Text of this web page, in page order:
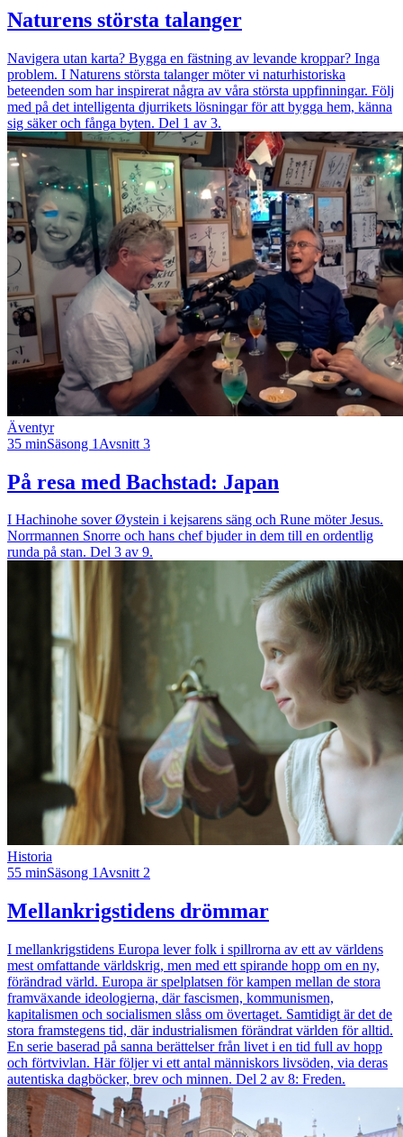
Naturens största talanger
Navigera utan karta? Bygga en fästning av levande kroppar? Inga
problem. I Naturens största talanger möter vi naturhistoriska
beteenden som har inspirerat några av våra största uppfinningar. Följ
med på det intelligenta djurrikets lösningar för att bygga hem, känna
sig säker och fånga byten. Del 1 av 3.
Äventyr
35 minSäsong 1 Avsnitt 3
På resa med Bachstad: Japan
I Hachinohe sover Øystein i kejsarens säng och Rune möter Jesus.
Norrmannen Snorre och hans chef bjuder in dem till en ordentlig
runda på stan. Del 3 av 9.
Historia
55 minSäsong 1 Avsnitt 2
Mellankrigstidens drömmar
I mellankrigstidens Europa lever folk i spillrorna av ett av världens
mest omfattande världskrig, men med ett spirande hopp om en ny,
förändrad värld. Europa är spelplatsen för kampen mellan de stora
framväxande ideologierna, där fascismen, kommunismen,
kapitalismen och socialismen slåss om övertaget. Samtidigt är det de
stora framstegens tid, där industrialismen förändrat världen för alltid.
En serie baserad på sanna berättelser från livet i en tid full av hopp
och förtvivlan. Här följer vi ett antal människors livsöden, via deras
autentiska dagböcker, brev och minnen. Del 2 av 8: Freden.